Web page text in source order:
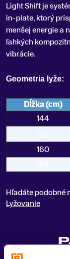
Light Shift je
in-plate, ktorý
menšej energie a
ľahkých
vibrácie.
Geometria lyže:
Dĺžka (cm)
144
160
Hľadáte podobné
Lyžovanie